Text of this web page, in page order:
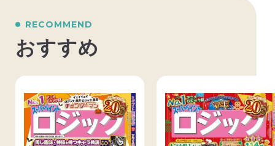
RECOMMEND
おすすめ